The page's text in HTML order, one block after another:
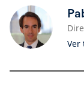
Ver